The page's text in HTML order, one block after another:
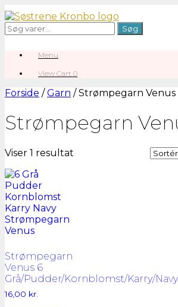
Gå
til
indhold
Søg
efter:
Søg
Menu
View
cart
View Cart 0
Forside /Garn / Strømpegarn Venus
Strømpegarn
Viser 1 resultat
Strømpegarn
Venus 6
Grå/Pudder/Kornblomst/Karry/Navy
16,00 kr.